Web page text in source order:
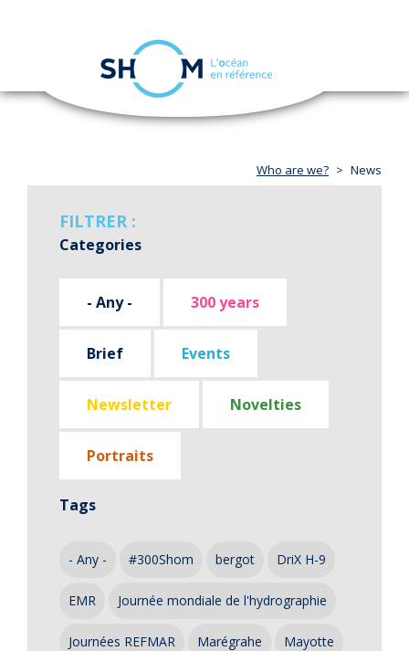
Skip
navigation
Who are we? News
FILTRER :
Categories
- Any - 300 years
Brief Events
Newsletter Novelties
Portraits
Tags
- Any - #300Shom bergot DriX H-9
EMR Journée mondiale de l'hydrographie
Journées REFMAR Marégrahe Mayotte